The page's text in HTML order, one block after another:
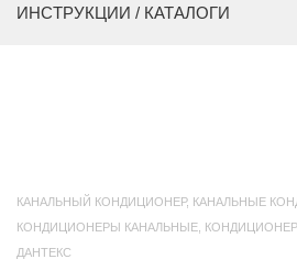
ИНСТРУКЦИИ / КАТАЛОГИ
КАНАЛЬНЫЙ КОНДИЦИОНЕР, КАНАЛЬНЫЕ
КОНДИЦИОНЕРЫ КАНАЛЬНЫЕ
ДАНТЕКС